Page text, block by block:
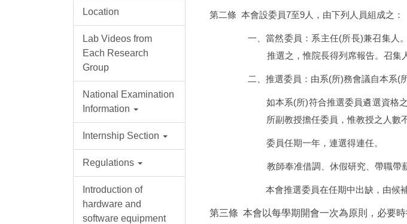
Location
Lab Videos from
Each Research
Group
National Examination
Information
Internship Section
Regulations
Introduction of
hardware and
software equipment
第二條 本會設委員7至9人，由下列人員組成之：
一、當然委員：系主任(所長)兼召集人
推選之，惟院長得列席報告。召集
二、推選委員：由系(所)務會議自本系(
如本系(所)符合推選委員遴選資格
所副教授擔任委員，惟教授之人數
委員任期一年，連選得連任。
教師奉准借調、休假研究、帶職帶
本會推選委員在任期中出缺，由候
第三條 本會以每學期開會一次為原則，必要時